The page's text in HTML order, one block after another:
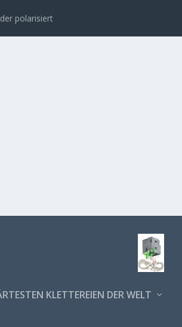
polarisiert
KLETTEREIEN DER WELT